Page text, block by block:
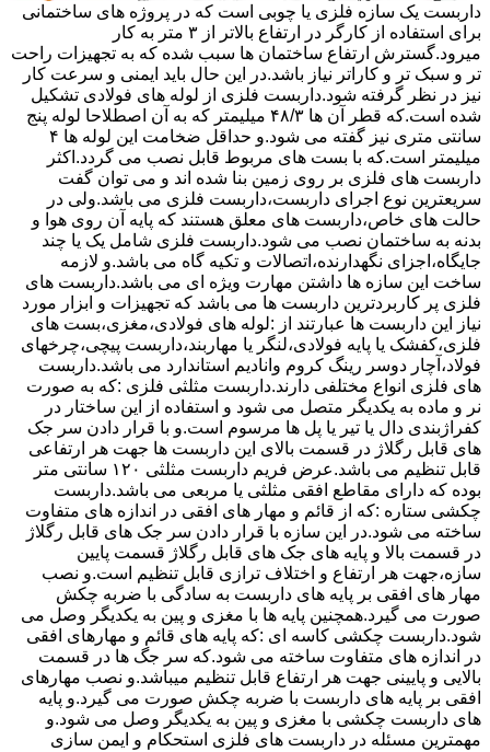
داربست یک سازه فلزی یا چوبی است که در پروژه های ساختمانی
برای استفاده از کارگر در ارتفاع بالاتر از ۳ متر به کار
میرود.گسترش ارتفاع ساختمان ها سبب شده که به تجهیزات راحت
تر و سبک تر و کاراتر نیاز باشد.در این حال باید ایمنی و سرعت کار
نیز در نظر گرفته شود.داربست فلزی از لوله های فولادی تشکیل
شده است.که قطر آن ها ۴۸/۳ میلیمتر که به آن اصطلاحا لوله پنج
سانتی متری نیز گفته می شود.و حداقل ضخامت این لوله ها ۴
میلیمتر است.که با بست های مربوط قابل نصب می گردد.اکثر
داربست های فلزی بر روی زمین بنا شده اند و می توان گفت
سریعترین نوع اجرای داربست،داربست فلزی می باشد.ولی در
حالت های خاص،داربست های معلق هستند که پایه آن روی هوا و
بدنه به ساختمان نصب می شود.داربست فلزی شامل یک یا چند
جایگاه،اجزای نگهدارنده،اتصالات و تکیه گاه می باشد.و لازمه
ساخت این سازه ها داشتن مهارت ویژه ای می باشد.داربست های
فلزی پر کاربردترین داربست ها می باشد که تجهیزات و ابزار مورد
نیاز این داربست ها عبارتند از :لوله های فولادی،مغزی،بست های
فلزی،کفشک یا پایه فولادی،لنگر یا مهاربند،داربست پیچی،چرخهای
فولاد،آچار دوسر رینگ کروم وانادیم استاندارد می باشد.داربست
های فلزی انواع مختلفی دارند.داربست مثلثی فلزی :که به صورت
نر و ماده به یکدیگر متصل می شود و استفاده از این ساختار در
کفراژبندی دال یا تیر یا پل ها مرسوم است.و با قرار دادن سر جک
های قابل رگلاژ در قسمت بالای این داربست ها جهت هر ارتفاعی
قابل تنظیم می باشد.عرض فریم داربست مثلثی ۱۲۰ سانتی متر
بوده که دارای مقاطع افقی مثلثی یا مربعی می باشد.داربست
چکشی ستاره :که از قائم و مهار های افقی در اندازه های متفاوت
ساخته می شود.در این سازه با قرار دادن سر جک های قابل رگلاژ
در قسمت بالا و پایه های جک های قابل رگلاژ قسمت پایین
سازه،جهت هر ارتفاع و اختلاف ترازی قابل تنظیم است.و نصب
مهار های افقی بر پایه های داربست به سادگی با ضربه چکش
صورت می گیرد.همچنین پایه ها با مغزی و پین به یکدیگر وصل می
شود.داربست چکشی کاسه ای :که پایه های قائم و مهارهای افقی
در اندازه های متفاوت ساخته می شود.که سر جگ ها در قسمت
بالایی و پایینی جهت هر ارتفاع قابل تنظیم میباشد.و نصب مهارهای
افقی بر پایه های داربست با ضربه چکش صورت می گیرد.و پایه
های داربست چکشی با مغزی و پین به یکدیگر وصل می شود.و
مهمترین مسئله در داربست های فلزی استحکام و ایمن سازی